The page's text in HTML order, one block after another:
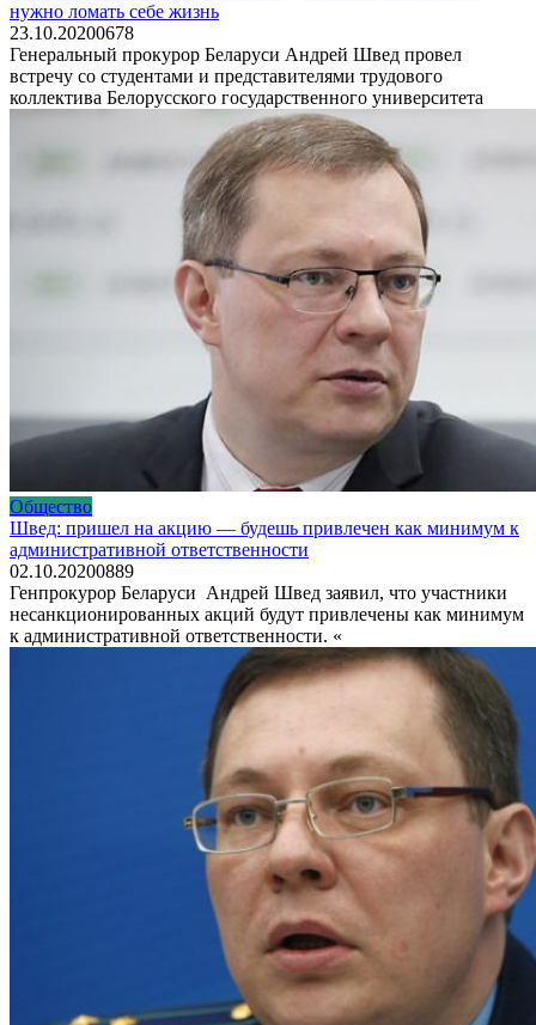
нужно ломать себе жизнь
23.10.20200678
Генеральный прокурор Беларуси Андрей Швед провел
встречу со студентами и представителями трудового
коллектива Белорусского государственного университета
Общество
Швед: пришел на акцию — будешь привлечен как минимум к
административной ответственности
02.10.20200889
Генпрокурор Беларуси Андрей Швед заявил, что участники
несанкционированных акций будут привлечены как минимум
к административной ответственности. «